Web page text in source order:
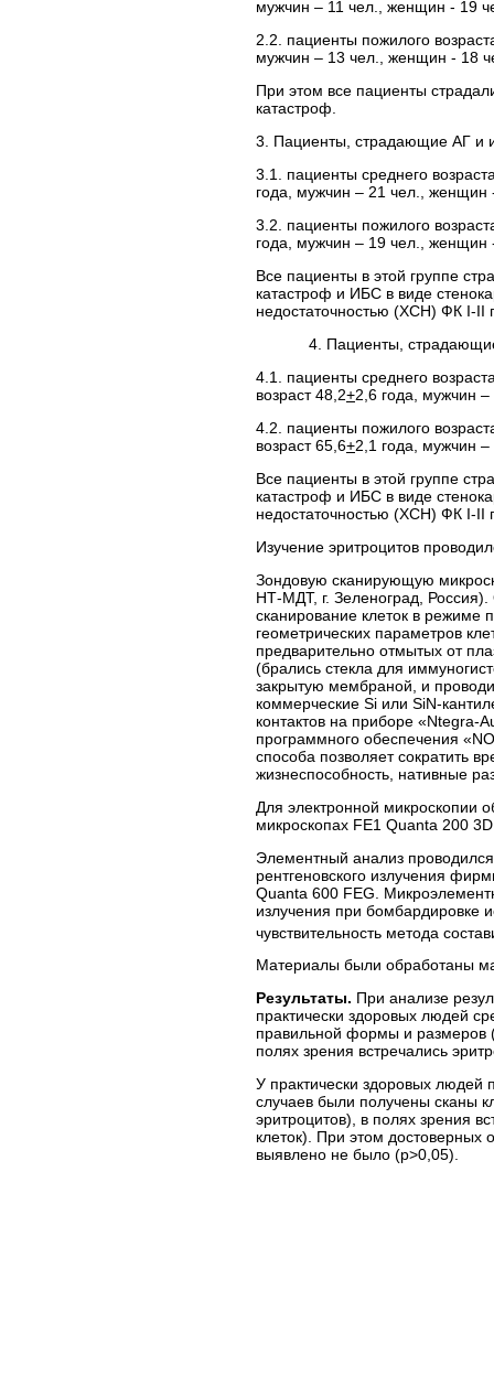
мужчин – 11 чел., женщин - 19
2.2. пациенты пожилого
мужчин – 13 чел., женщин - 18
При этом все пациенты
катастроф.
3. Пациенты, страдающие АГ и
3.1. пациенты среднего
года, мужчин – 21 чел., женщин
3.2. пациенты пожилого
года, мужчин – 19 чел., женщин
Все пациенты в этой группе
катастроф и ИБС в виде
недостаточностью (ХСН) ФК I-II
4. Пациенты, страдающие
4.1. пациенты среднего
возраст 48,2+2,6 года, мужчин
4.2. пациенты пожилого
возраст 65,6+2,1 года, мужчин
Все пациенты в этой группе
катастроф и ИБС в виде
недостаточностью (ХСН) ФК I-II
Изучение эритроцитов
Зондовую сканирующую
НТ-МДТ, г. Зеленоград, Россия).
сканирование клеток в режиме
геометрических параметров
предварительно отмытых от
(брались стекла для
закрытую мембраной, и
коммерческие Si или SiN-
контактов на приборе
программного обеспечения
способа позволяет сократить
жизнеспособность, нативные
Для электронной микроскопии
микроскопах FE1 Quanta 200
Элементный анализ проводился
рентгеновского излучения
Quanta 600 FEG.
излучения при бомбардировке
чувствительность метода
Материалы были обработаны
Результаты. При анализе
практически здоровых людей
правильной формы и размеров
полях зрения встречались
У практически здоровых людей
случаев были получены сканы
эритроцитов), в полях зрения
клеток). При этом достоверных
выявлено не было (p>0,05).